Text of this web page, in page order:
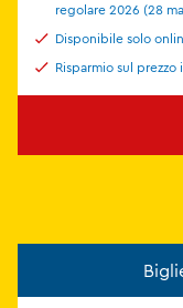
regolare 2026 (28
Disponibile solo
Risparmio sul prezzo